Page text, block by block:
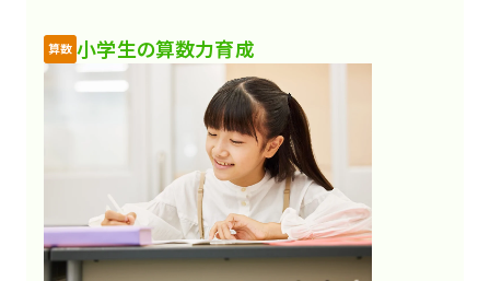
算数 小学生の算数力育成